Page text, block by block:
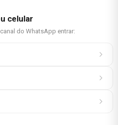
celular
do WhatsApp entrar: